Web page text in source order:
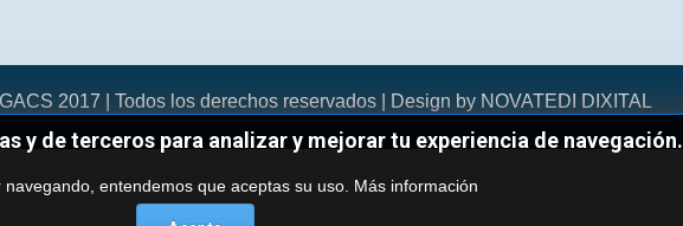
2017 | Todos los derechos reservados | Design by NOVATEDI DIXITAL
y de terceros para analizar y mejorar tu experiencia de navegación.
navegando, entendemos que aceptas su uso. Más información